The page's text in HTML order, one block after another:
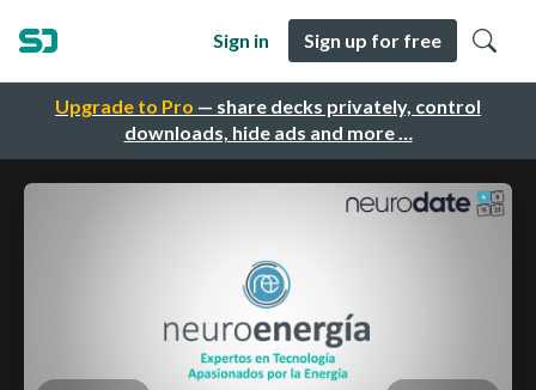
Upgrade to Pro — share decks privately, control
downloads, hide ads and more …
Sign in Sign up for free